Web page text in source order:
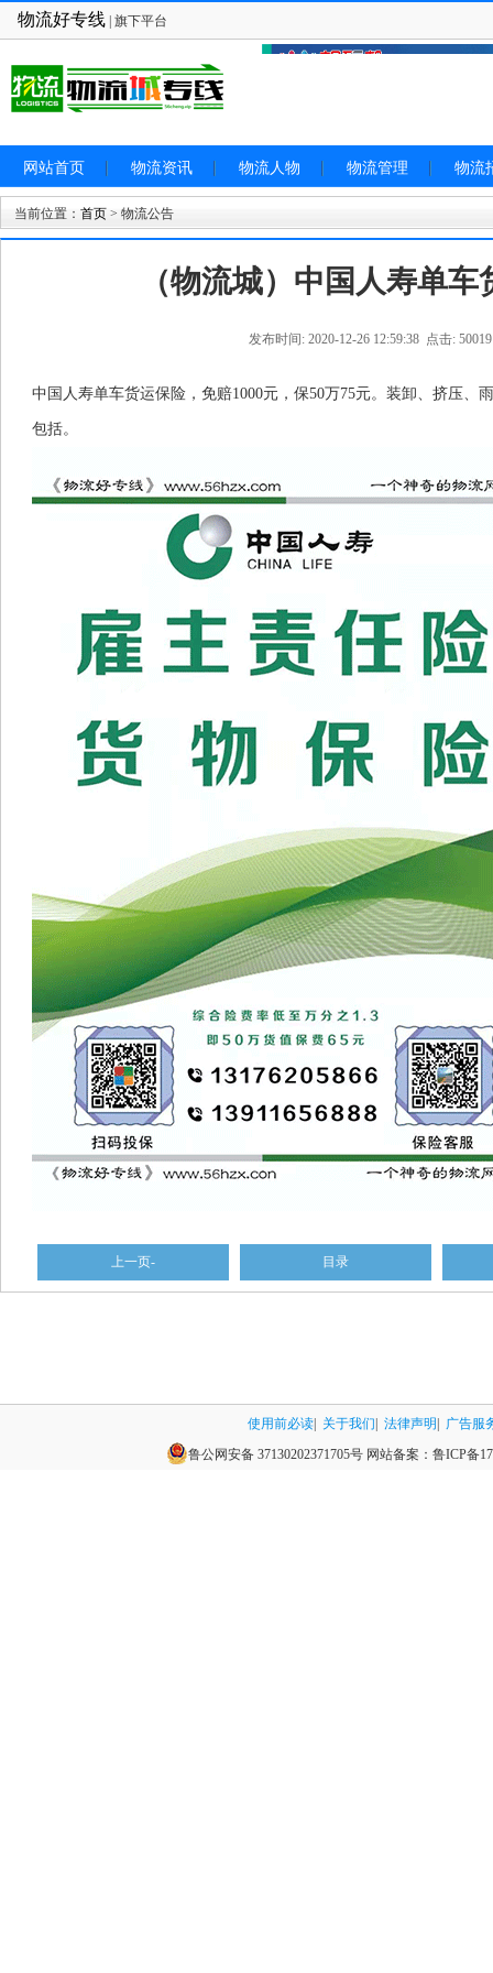
物流好专线 | 旗下平台
网站首页 物流资讯 物流人物 物流管理 物流
当前位置： 首页 > 物流公告
（物流城）中国人寿单车
发布时间: 2020-12-26 12:59:38 点击: 50019
中国人寿单车货运保险，免赔1000元，保50万75元。装卸、挤压、
包括。
上一页- 目录
使用前必读 关于我们 法律声明
广告服
鲁公网安备 37130202371705号网站备案： 鲁ICP备